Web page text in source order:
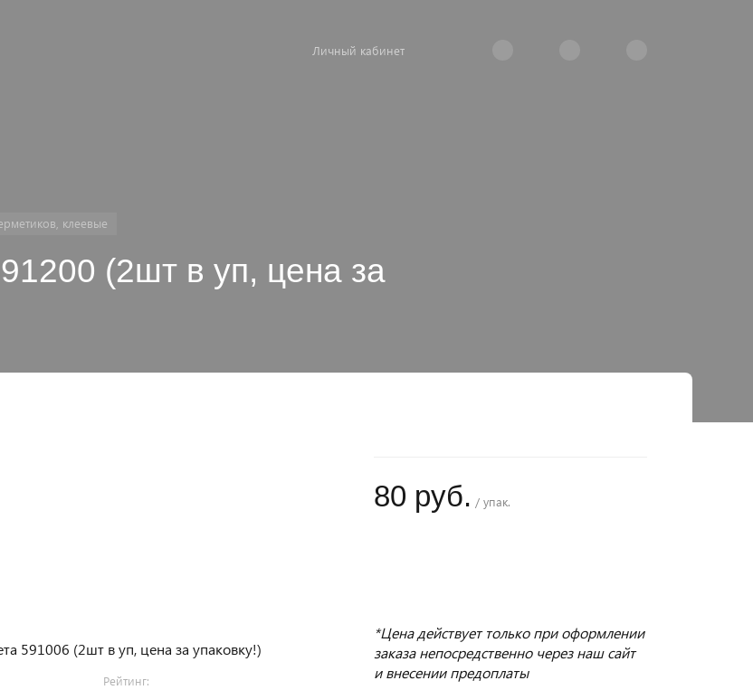
Личный кабинет
клеевые
(2шт в уп, цена за
591006 (2шт в уп, цена за упаковку!)
Рейтинг:
80 руб. / упак.
*Цена действует только при оформлении
заказа непосредственно через наш сайт
и внесении предоплаты